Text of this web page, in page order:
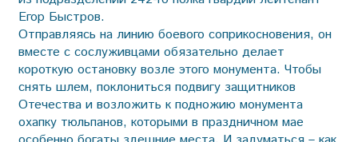
Егор Быстров.
Отправляясь на линию боевого соприкосновения, он
вместе с сослуживцами обязательно делает
короткую остановку возле этого монумента. Чтобы
снять шлем, поклониться подвигу защитников
Отечества и возложить к подножию монумента
охапку тюльпанов, которыми в праздничном мае